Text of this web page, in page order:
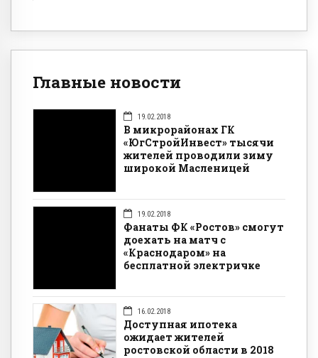
Главные новости
19.02.2018
В микрорайонах ГК
«ЮгСтройИнвест» тысячи
жителей проводили зиму
широкой Масленицей
19.02.2018
Фанаты ФК «Ростов» смогут
доехать на матч с
«Краснодаром» на
бесплатной электричке
16.02.2018
Доступная ипотека
ожидает жителей
ростовской области в 2018